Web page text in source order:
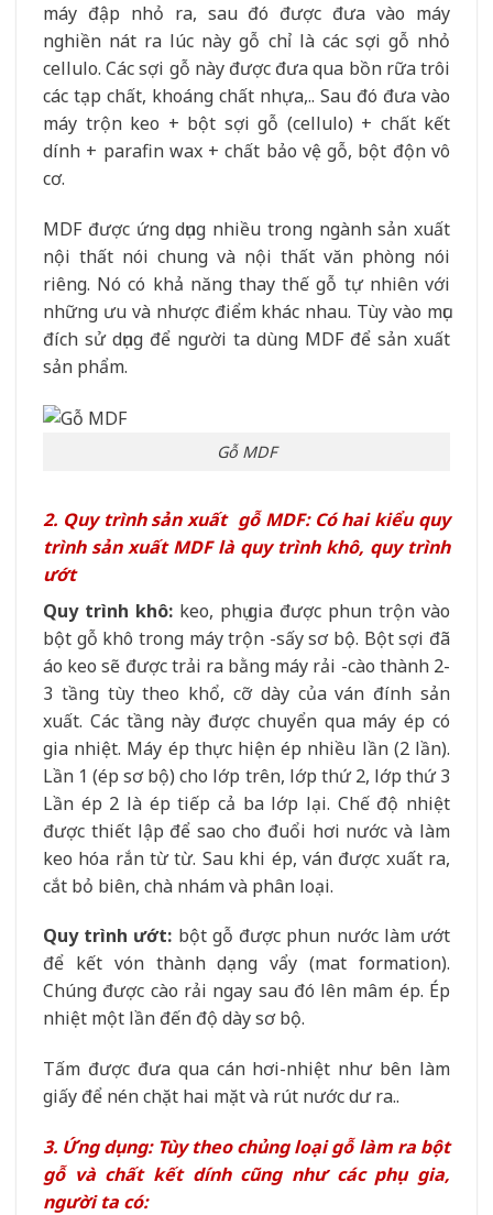
máy đập nhỏ ra, sau đó được đưa vào máy
nghiền nát ra lúc này gỗ chỉ là các sợi gỗ nhỏ
cellulo. Các sợi gỗ này được đưa qua bồn rữa trôi
các tạp chất, khoáng chất nhựa,.. Sau đó đưa vào
máy trộn keo + bột sợi gỗ (cellulo) + chất kết
dính + parafin wax + chất bảo vệ gỗ, bột độn vô
cơ.
MDF được ứng dụng nhiều trong ngành sản xuất
nội thất nói chung và nội thất văn phòng nói
riêng. Nó có khả năng thay thế gỗ tự nhiên với
những ưu và nhược điểm khác nhau. Tùy vào mục
đích sử dụng để người ta dùng MDF để sản xuất
sản phẩm.
Gỗ MDF
2. Quy trình sản xuất gỗ MDF: Có hai kiểu quy
trình sản xuất MDF là quy trình khô, quy trình
ướt
Quy trình khô:keo, phụ gia được phun trộn vào
bột gỗ khô trong máy trộn -sấy sơ bộ. Bột sợi đã
áo keo sẽ được trải ra bằng máy rải -cào thành 2-
3 tầng tùy theo khổ, cỡ dày của ván đính sản
xuất. Các tầng này được chuyển qua máy ép có
gia nhiệt. Máy ép thực hiện ép nhiều lần (2 lần).
Lần 1 (ép sơ bộ) cho lớp trên, lớp thứ 2, lớp thứ 3
Lần ép 2 là ép tiếp cả ba lớp lại. Chế độ nhiệt
được thiết lập để sao cho đuổi hơi nước và làm
keo hóa rắn từ từ. Sau khi ép, ván được xuất ra,
cắt bỏ biên, chà nhám và phân loại.
Quy trình ướt: bột gỗ được phun nước làm ướt
để kết vón thành dạng vẩy (mat formation).
Chúng được cào rải ngay sau đó lên mâm ép. Ép
nhiệt một lần đến độ dày sơ bộ.
Tấm được đưa qua cán hơi-nhiệt như bên làm
giấy để nén chặt hai mặt và rút nước dư ra..
3. Ứng dụng: Tùy theo chủng loại gỗ làm ra bột
gỗ và chất kết dính cũng như các phụ gia,
người ta có: